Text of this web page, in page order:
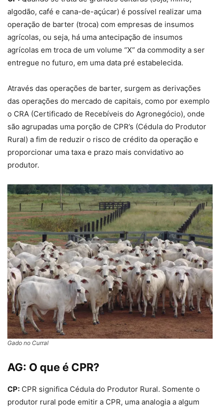
algodão, café e cana-de-açúcar) é possível realizar uma
operação de barter (troca) com empresas de insumos
agrícolas, ou seja, há uma antecipação de insumos
agrícolas em troca de um volume “X” da commodity a ser
entregue no futuro, em uma data pré estabelecida.
Através das operações de barter, surgem as derivações
das operações do mercado de capitais, como por exemplo
o CRA (Certificado de Recebíveis do Agronegócio), onde
são agrupadas uma porção de CPR’s (Cédula do Produtor
Rural) a fim de reduzir o risco de crédito da operação e
proporcionar uma taxa e prazo mais convidativo ao
produtor.
Gado no Curral
AG: O que é CPR?
CP: CPR significa Cédula do Produtor Rural. Somente o
produtor rural pode emitir a CPR, uma analogia a algum